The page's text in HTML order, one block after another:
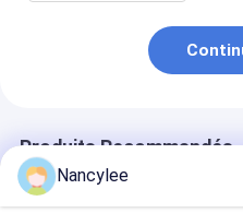
Produits Recommandés
Nancylee